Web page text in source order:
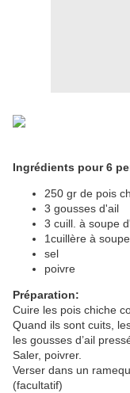
Ingrédients pour 6
250 gr de pois
3 gousses d'ail
3 cuill. à soupe
1cuillère à
sel
poivre
Préparation:
Cuire les pois chiche
Quand ils sont cuits,
les gousses d’ail
Saler, poivrer.
Verser dans un
(facultatif)